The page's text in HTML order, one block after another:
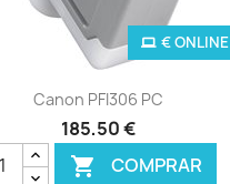
Canon PFI306 PC
185,50 €
 COMPRAR
€ ONLINE